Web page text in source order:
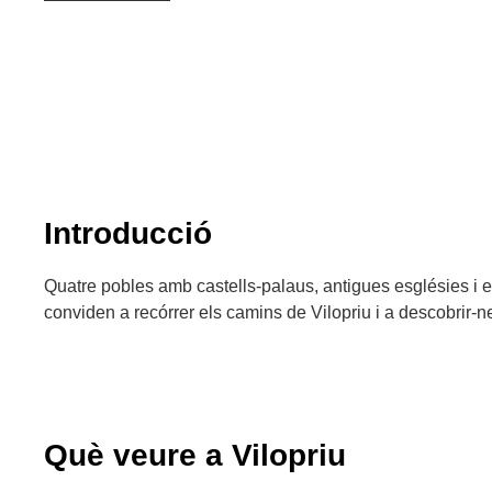
Introducció
Quatre pobles amb castells-palaus, antigues esglésies i
conviden a recórrer els camins de Vilopriu i a descobrir-
Què veure a Vilopriu